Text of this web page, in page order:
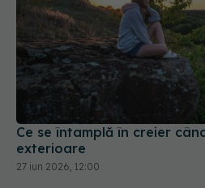
Ce se întamplă în creier
exterioare
27 iun 2026, 12:00